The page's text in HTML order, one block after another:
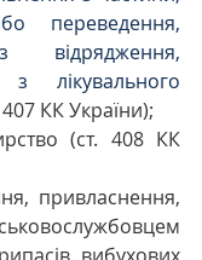
переведення,
відрядження,
лікувального
407 КК України);
(ст. 408 КК
привласнення,